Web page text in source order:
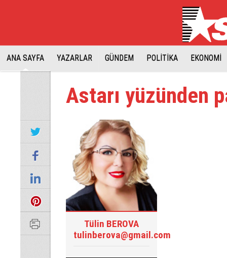
ANA SAYFA YAZARLAR GÜNDEM POLİTİKA EKONOMİ
Astarı yüzünden
Tülin BEROVA
tulinberova@gmail.com